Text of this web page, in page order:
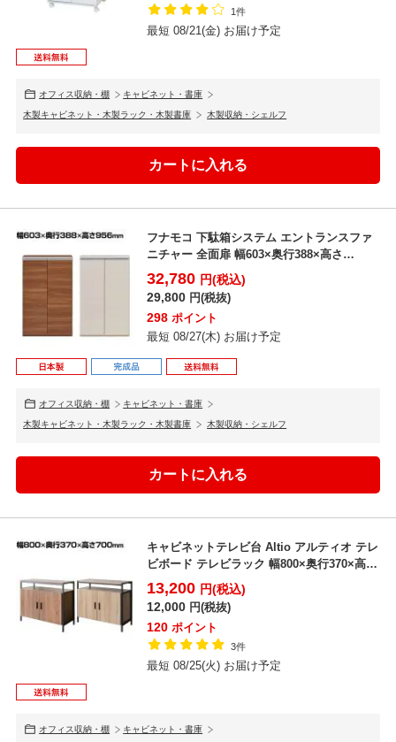
1件
最短 08/21(金) お届け予定
オフィス収納・棚 キャビネット・書庫
木製キャビネット・木製ラック・木製書庫 木製収納・シェルフ
フナモコ 下駄箱システム エントランスファ
ニチャー 全面扉 幅603×奥行388×高さ
956mm
32,780 円(税込)
29,800 円(税抜)
298 ポイント
最短 08/27(木) お届け予定
オフィス収納・棚 キャビネット・書庫
木製キャビネット・木製ラック・木製書庫 木製収納・シェルフ
キャビネットテレビ台 Altio アルティオ テレ
ビボード テレビラック 幅800×奥行370×高
さ...
13,200 円(税込)
12,000 円(税抜)
120 ポイント
3件
最短 08/25(火) お届け予定
オフィス収納・棚 キャビネット・書庫